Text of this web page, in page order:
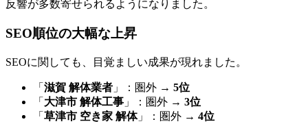
反響が多数寄せられるようになりました。
SEO順位の大幅な上昇
SEOに関しても、目覚ましい成果が現れました。
「 滋賀 解体業者 」：圏外 → 5位
「 大津市 解体工事 」：圏外 → 3位
「 草津市 空き家 解体」：圏外 → 4位